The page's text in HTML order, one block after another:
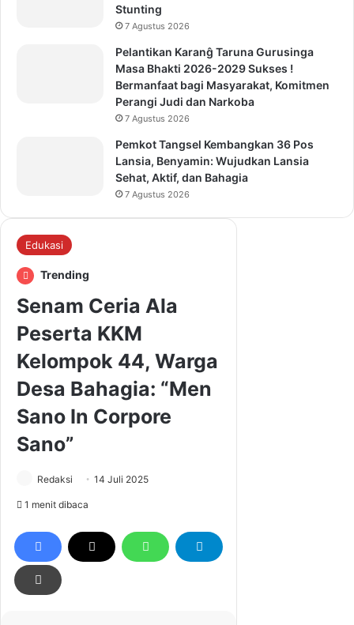
Stunting
7 Agustus 2026
Pelantikan Karanĝ Taruna Gurusinga
Masa Bhakti 2026-2029 Sukses !
Bermanfaat bagi Masyarakat, Komitmen
Perangi Judi dan Narkoba
7 Agustus 2026
Pemkot Tangsel Kembangkan 36 Pos
Lansia, Benyamin: Wujudkan Lansia
Sehat, Aktif, dan Bahagia
7 Agustus 2026